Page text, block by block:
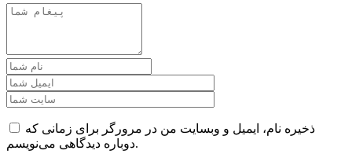
ذخیره نام، ایمیل و وبسایت من در مرورگر برای زمانی که
دوباره دیدگاهی می‌نویسم.